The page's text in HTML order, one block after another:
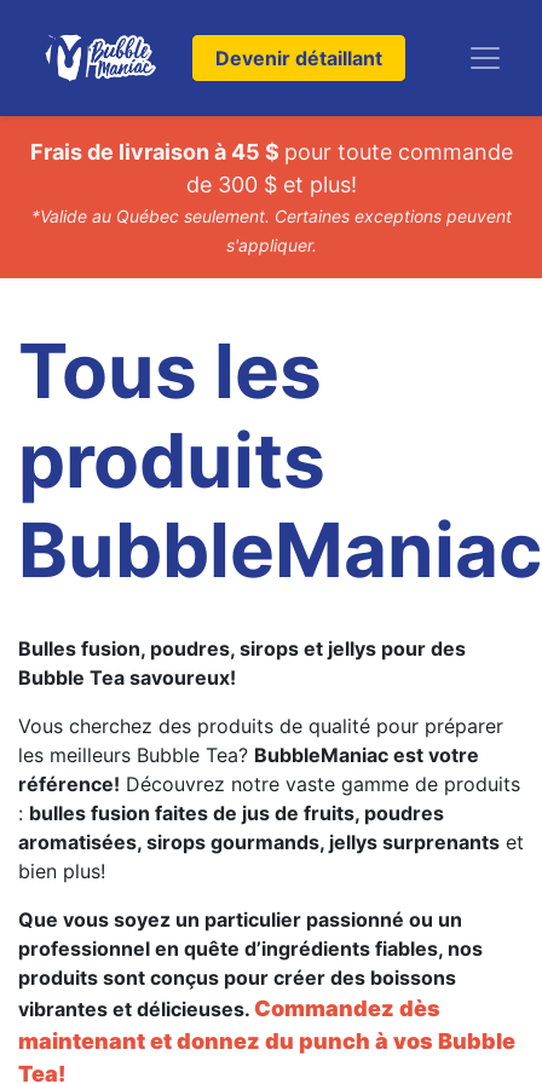
Devenir détaillant
Frais de livraison à 45 $ pour toute commande
de 300 $ et plus!
*Valide au Québec seulement. Certaines exceptions peuvent
s'appliquer.
Tous les
produits
BubbleManiac
Bulles fusion, poudres, sirops et jellys pour des
Bubble Tea savoureux!
Vous cherchez des produits de qualité pour préparer
les meilleurs Bubble Tea? BubbleManiac est votre
référence! Découvrez notre vaste gamme de produits
: bulles fusion faites de jus de fruits, poudres
aromatisées, sirops gourmands, jellys surprenants et
bien plus!
Que vous soyez un particulier passionné ou un
professionnel en quête d’ingrédients fiables, nos
produits sont conçus pour créer des boissons
vibrantes et délicieuses. Commandez dès
maintenant et donnez du punch à vos Bubble
Tea!